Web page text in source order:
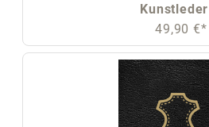
Kunstleder
49,90 €*